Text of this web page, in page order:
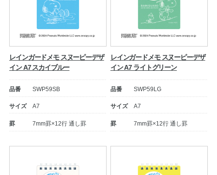
レインガードメモ スヌーピーデザ
イン A7 スカイブルー
品番 SWP59SB
サイズ A7
罫 7mm罫×12行 通し罫
レインガードメモ スヌーピーデザ
イン A7 ライトグリーン
品番 SWP59LG
サイズ A7
罫 7mm罫×12行 通し罫